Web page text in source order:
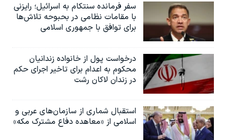
سفر فرمانده سنتکام به اسرائیل؛ رایزنی
با مقامات نظامی در بحبوحه تلاش‌ها
برای توافق با جمهوری اسلامی
درخواست پول از خانواده زندانیان
محکوم به‌ اعدام برای تاخیر اجرای حکم
در زندان لاکان رشت
استقبال شماری از سازمان‌های عربی و
اسلامی از «معاهده دفاع مشترک مکه»